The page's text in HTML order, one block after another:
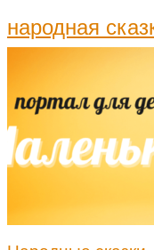
народная